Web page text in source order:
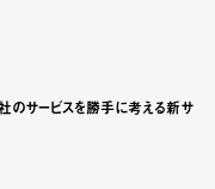
サービスを勝手に考える新サ
ビスを勝手に考える